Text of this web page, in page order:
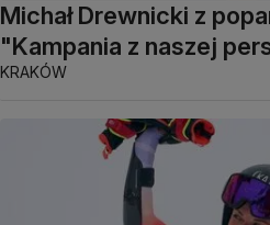
Michał Drewnicki z
"Kampania z naszej
KRAKÓW